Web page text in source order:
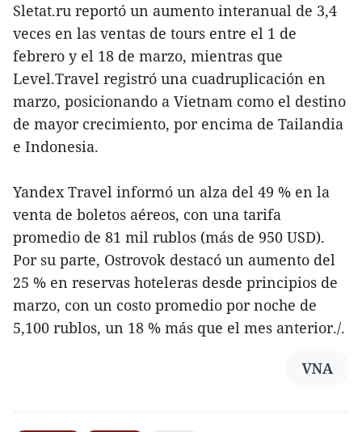
Sletat.ru reportó un aumento interanual de 3,4
veces en las ventas de tours entre el 1 de
febrero y el 18 de marzo, mientras que
Level.Travel registró una cuadruplicación en
marzo, posicionando a Vietnam como el destino
de mayor crecimiento, por encima de Tailandia
e Indonesia.
Yandex Travel informó un alza del 49 % en la
venta de boletos aéreos, con una tarifa
promedio de 81 mil rublos (más de 950 USD).
Por su parte, Ostrovok destacó un aumento del
25 % en reservas hoteleras desde principios de
marzo, con un costo promedio por noche de
5,100 rublos, un 18 % más que el mes anterior./.
VNA